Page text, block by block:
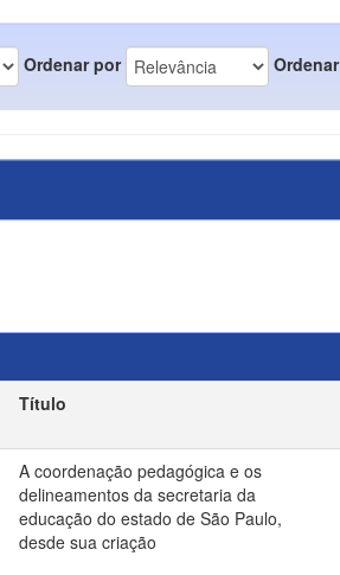
Ordenar por Ordenar
Título
A coordenação pedagógica e os
delineamentos da secretaria da
educação do estado de São Paulo,
desde sua criação